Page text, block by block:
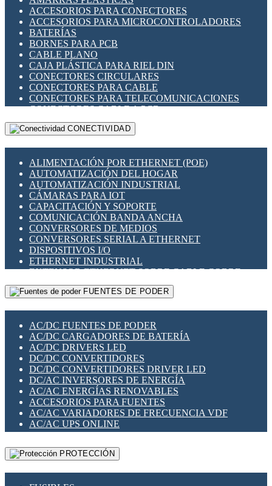
INDICADORES PARA PANEL
INTERFACES DE RELÉ
INTERRUPTORES FIN DE CARRERA
LLAVES CONMUTADORAS
MEDIDORES DE ENERGÍA Y TC'S DE CORRIENTE
MOTORES PASO A PASO
PANTALLAS HMI
PLC -CONTROLADORES LÓGICO PROGRAMABLES
PROGRAMADORES DE HORARIO
RELÉS DE PROTECCIÓN
SENSORES CAPACITIVOS
SENSORES INDUCTIVOS
TEMPORIZADORES
VARIACS
VARIADORES DE FRECUENCIA [VDF]
SECCIONADORES - INTERRUPTORES
MAQUINARIA
ACCESORIOS PARA CONECTORES
ACCESORIOS PARA MICROCONTROLADORES
BATERÍAS
BORNES PARA PCB
CABLE PLANO
CAJA PLÁSTICA PARA RIEL DIN
CONECTORES CIRCULARES
CONECTORES PARA CABLE
CONECTORES PARA TELECOMUNICACIONES
CONECTORES CABLE A PCB
CONECTORES PCB A CABLE
DIP SWITCHES
HERRAMIENTAS VARIAS
ILUMINACIÓN LED
INTERRUPTORES REED
INTERFACES DE RELÉ
OTROS RELÉS
PROTECCIÓN TÉRMICA
RELÉS AUTOMOTRICES
RELÉS DE SEÑAL
RELÉS DE ESTADO SÓLIDO SSR
RELÉS INDUSTRIALES
RELÉS MINIATURA DE POTENCIA
SENSORES MAGNÉTICOS
SWITCH Y MICROSWITCH
TARJETAS PI
UNIÓN Y DERIVACIÓN DE CABLE
CONECTIVIDAD
ALIMENTACIÓN POR ETHERNET (POE)
AUTOMATIZACIÓN DEL HOGAR
AUTOMATIZACIÓN INDUSTRIAL
CÁMARAS PARA IOT
CAPACITACIÓN Y SOPORTE
COMUNICACIÓN BANDA ANCHA
CONVERSORES DE MEDIOS
CONVERSORES SERIAL A ETHERNET
DISPOSITIVOS I/O
ETHERNET INDUSTRIAL
EXTENSOR ETHERNET SOBRE CABLE COBRE
GATEWAY LORAWAN
GESTIÓN DE REDES
PLACAS MODULARES IOT
SWITCHES Y REDES WIFI
SOLUCIONES IOT
SOLUCIONES LORAWAN
SOLUCIONES RED CELULAR
SEGURIDAD PARA REDES
SWITCHES LAN
TELEFONÍA IP (VOIP)
VIGILANCIA IP (CCTV)
MESHTASTIC
FUENTES DE PODER
AC/DC FUENTES DE PODER
AC/DC CARGADORES DE BATERÍA
AC/DC DRIVERS LED
DC/DC CONVERTIDORES
DC/DC CONVERTIDORES DRIVER LED
DC/AC INVERSORES DE ENERGÍA
AC/AC ENERGÍAS RENOVABLES
ACCESORIOS PARA FUENTES
AC/AC VARIADORES DE FRECUENCIA VDF
AC/AC UPS ONLINE
PROTECCIÓN